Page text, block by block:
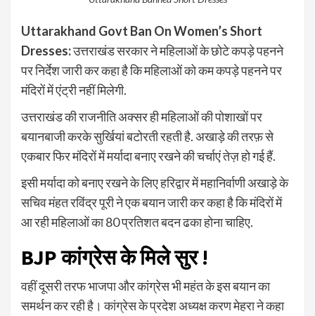
Uttarakhand Govt Ban On Women’s Short
Dresses:उत्तराखंड सरकार ने महिलाओं के छोटे कपड़े पहनने
पर निर्देश जारी कर कहा है कि महिलाओं को कम कपड़े पहनने पर
मंदिरों में एंट्री नहीं मिलेगी.
उत्तराखंड की राजनीति अक्सर ही महिलाओं की पोशाखों पर
बयानबाजी करके सुर्खियां बटोरती रहती है. अखाड़े की तरफ़ से
एकबार फिर मंदिरों में मर्यादा बनाए रखने की चर्चाएं तेज़ हो गई हैं.
इसी मर्यादा को बनाए रखने के लिए हरिद्वार में महानिर्वाणी अखाड़े के
सचिव मंहत रविंद्र पूरी ने एक बयान जारी कर कहा है कि मंदिरों में
आ रही महिलाओं का 80 प्रतिशत बदन ढका होना चाहिए.
BJP कांग्रेस के मिले सुर !
वहीं दूसरी तरफ भाजपा और कांग्रेस भी महंत के इस बयान का
समर्थन कर रही है। कांग्रेस के प्रदेश अध्यक्ष करण मेहरा ने कहा